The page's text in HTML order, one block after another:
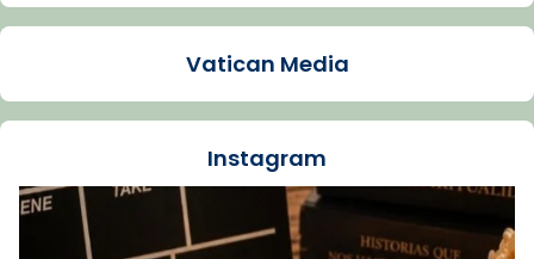
Arquebisbat de Barcelona
La Carmina va patir depressió. Fa gairebé
dos mesos, a l'Estadi Lluís Companys, la
Recupera l'entrevista comp
Vatican
tican News 👇
Vatican Media
Instagram